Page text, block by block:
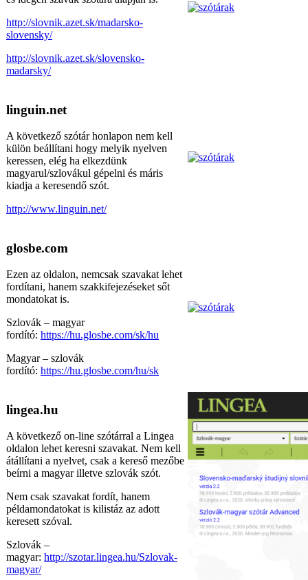
http://slovnik.azet.sk/madarsko-
slovensky/
http://slovnik.azet.sk/slovensko-
madarsky/
linguin.net
A következő szótár honlapon nem kell
külön beállítani hogy melyik nyelven
keressen, elég ha elkezdünk
magyarul/szlovákul gépelni és máris
kiadja a keresendő szót.
http://www.linguin.net/
glosbe.com
Ezen az oldalon, nemcsak szavakat lehet
fordítani, hanem szakkifejezéseket sőt
mondatokat is.
Szlovák – magyar
fordító: https://hu.glosbe.com/sk/hu
Magyar – szlovák
fordító: https://hu.glosbe.com/hu/sk
lingea.hu
A következő on-line szótárral a Lingea
oldalon lehet keresni szavakat. Nem kell
átállítani a nyelvet, csak a kereső mezőbe
beírni a magyar illetve szlovák szót.
Nem csak szavakat fordít, hanem
példamondatokat is kilistáz az adott
keresett szóval.
Szlovák –
magyar: http://szotar.lingea.hu/Szlovak-
magyar/